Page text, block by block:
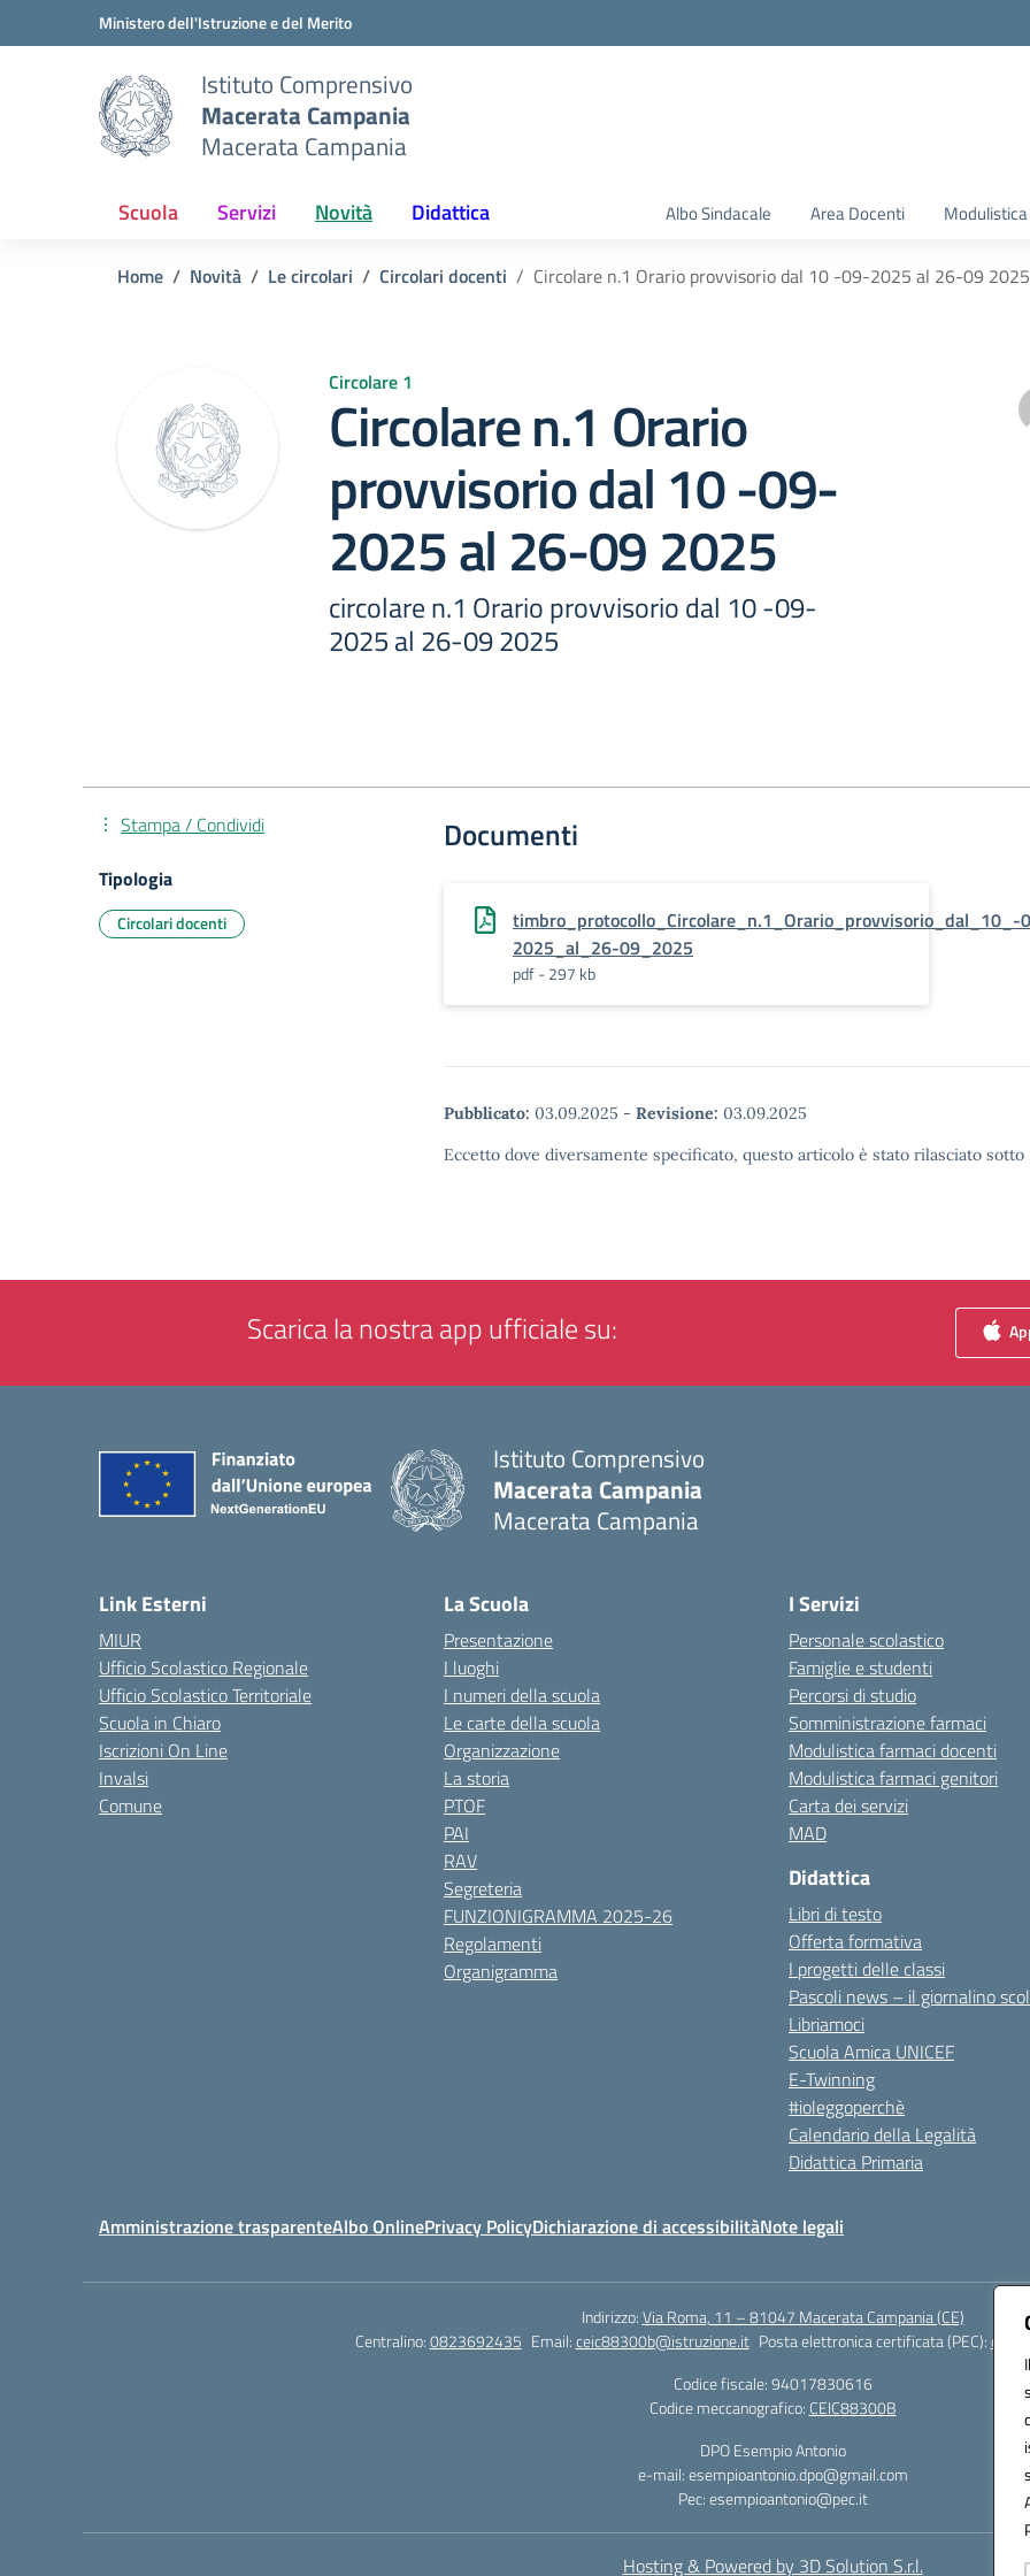
Vai ai contenuti
Vai al menu di navigazioneMinistero dell'Istruzione e del Merito
Istituto Comprensivo
Macerata Campania
Macerata Campania
Scuola Servizi Novità Didattica Albo Sindacale Area Docenti
Home Novità Le circolari Circolari docenti Circolare n.1 Orario provvisorio dal 10 -09-2025 al 26-09 2025
Circolare 1
Circolare n.1 Orario
provvisorio dal 10 -09-
2025 al 26-09 2025
circolare n.1 Orario provvisorio dal 10 -09-
2025 al 26-09 2025
Documenti
timbro_protocollo_Circolare_n.1_Orario_provvisorio_dal_10_-
2025_al_26-09_2025
pdf - 297 kb
Pubblicato: 03.09.2025 - Revisione: 03.09.2025
Eccetto dove diversamente specificato, questo articolo è stato rilasciato
Stampa / Condividi
Tipologia
Circolari docenti
Scarica la nostra app ufficiale su:
Istituto Comprensivo
Macerata Campania
Macerata Campania
Link Esterni
MIUR
Ufficio Scolastico Regionale
Ufficio Scolastico Territoriale
Scuola in Chiaro
Iscrizioni On Line
Invalsi
Comune
La Scuola
Presentazione
I luoghi
I numeri della scuola
Le carte della scuola
Organizzazione
La storia
PTOF
PAI
RAV
Segreteria
FUNZIONIGRAMMA 2025-26
Regolamenti
Organigramma
I Servizi
Personale scolastico
Famiglie e studenti
Percorsi di studio
Somministrazione farmaci
Modulistica farmaci docenti
Modulistica farmaci genitori
Carta dei servizi
MAD
Didattica
Libri di testo
Offerta formativa
I progetti delle classi
Pascoli news – il giornalino
Libriamoci
Scuola Amica UNICEF
E-Twinning
#ioleggoperchè
Calendario della Legalità
Didattica Primaria
Amministrazione trasparenteAlbo OnlinePrivacy PolicyDichiarazione di accessibilitàNote legali
Indirizzo:Via Roma, 11 – 81047 Macerata Campania (CE)
Centralino:0823692435 Email:ceic88300b@istruzione.it Posta elettronica certificata (PEC):
Codice fiscale: 94017830616
Codice meccanografico: CEIC88300B
DPO Esempio Antonio
e-mail: esempioantonio.dpo@gmail.com
Pec: esempioantonio@pec.it
Hosting & Powered by 3D Solution S.r.l.